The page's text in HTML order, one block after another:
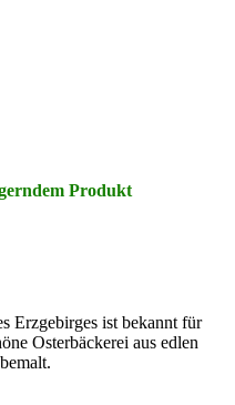
Produkt
Erzgebirges ist bekannt für
Osterbäckerei aus edlen